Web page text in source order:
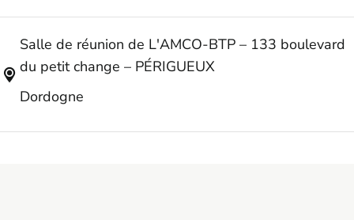
Salle de réunion de L'AMCO-BTP – 133 boulevard
du petit change – PÉRIGUEUX
Dordogne